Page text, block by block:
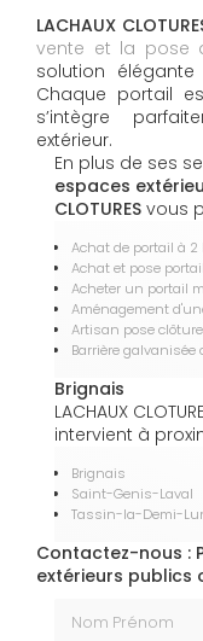
LACHAUX
vente et la pose
solution
Chaque portail
s’intègre
extérieur.
En plus de ses
espaces
CLOTURES vous
Achat de portail à
Achat et pose
Acheter un portail
Aménagement
Artisan pose
Barrière galvanisée
Brignais
LACHAUX
intervient à
Brignais
Saint-Genis-Laval
Tassin-la-Demi-
Contactez-nous :
extérieurs publics